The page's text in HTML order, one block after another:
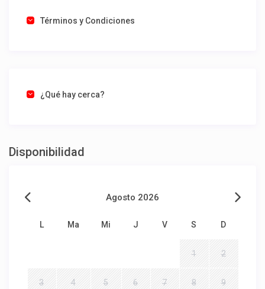
Términos y Condiciones
¿Qué hay cerca?
Disponibilidad
Agosto 2026
L Ma Mi J V S D
1 2
3 4 5 6 7 8 9